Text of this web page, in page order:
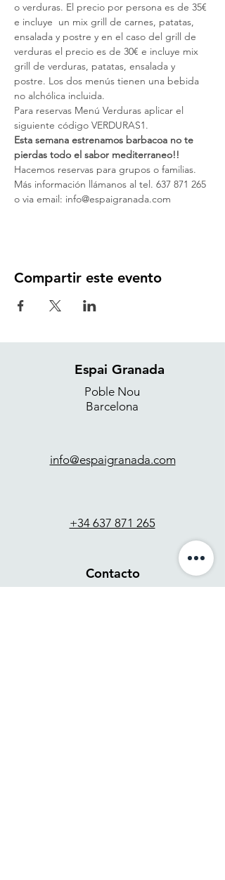
o verduras. El precio por persona es de 35€
e incluye  un mix grill de carnes, patatas,
ensalada y postre y en el caso del grill de
verduras el precio es de 30€ e incluye mix
grill de verduras, patatas, ensalada y
postre. Los dos menús tienen una bebida
no alchólica incluida.
Para reservas Menú Verduras aplicar el
siguiente código VERDURAS1.
Esta semana estrenamos barbacoa no te
pierdas todo el sabor mediterraneo!!
Hacemos reservas para grupos o familias.
Más información llámanos al tel. 637 871 265
o via email: info@espaigranada.com
Compartir este evento
Espai Granada
Poble Nou
Barcelona
info@espaigranada.com
+34 637 871 265
Contacto